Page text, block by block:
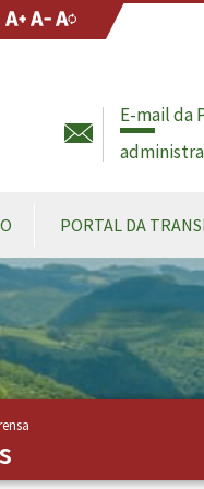
do Site Aumentar
Diminuir
Fonte Original
E-mail da
PORTAL DA